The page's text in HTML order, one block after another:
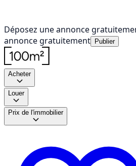
Déposez une annonce
annonce gratuitement
Publier
Acheter
Louer
Prix de l'immobilier